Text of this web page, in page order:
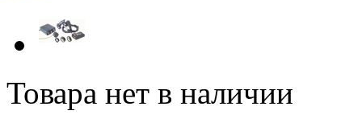
Товара нет в наличии